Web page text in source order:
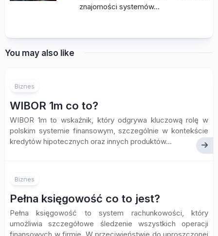
znajomości systemów…
You may also like
Biznes
WIBOR 1m co to?
WIBOR 1m to wskaźnik, który odgrywa kluczową rolę w
polskim systemie finansowym, szczególnie w kontekście
kredytów hipotecznych oraz innych produktów...
Biznes
Pełna księgowość co to jest?
Pełna księgowość to system rachunkowości, który
umożliwia szczegółowe śledzenie wszystkich operacji